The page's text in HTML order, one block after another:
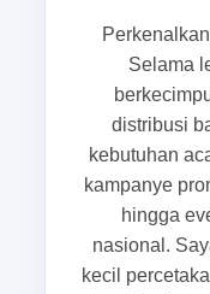
format balon
Setiap acara
Pertandingan
membutuhkan
mudah
menciptakan
Selama
distribusi
kebutuhan
kampanye
hingga
nasional.
kecil